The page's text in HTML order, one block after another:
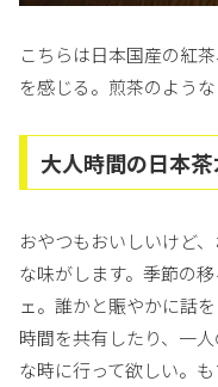
こちらは日本国産の紅
を感じる。煎茶のような
大人時間の日本
おやつもおいしいけど
な味がします。季節の
ェ。誰かと賑やかに話
時間を共有したり、一
な時に行って欲しい。